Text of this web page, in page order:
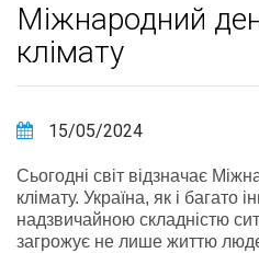
Міжнародний
клімату
15/05/2024
Сьогодні світ відзначає
клімату. Україна, як і багато
надзвичайною складністю
загрожує не лише життю